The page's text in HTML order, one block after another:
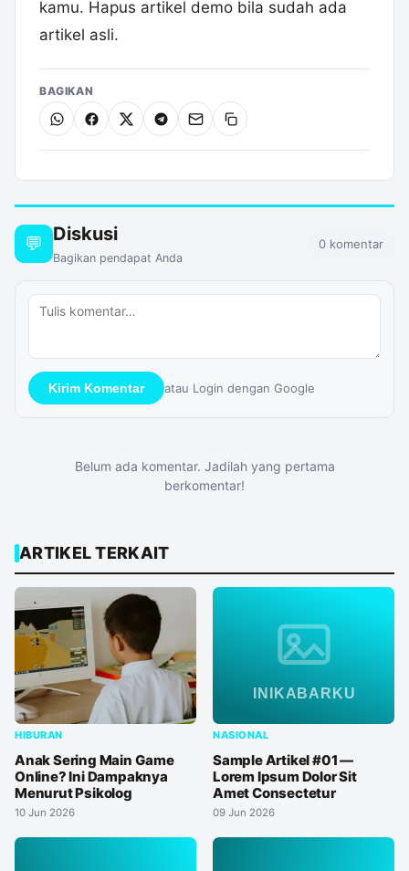
kamu. Hapus artikel demo bila sudah ada
artikel asli.
BAGIKAN
WhatsAppFacebook
X TelegramEmail Salin
💬 Diskusi
Bagikan pendapat Anda
0 komentar
Kirim Komentar atau Login dengan Google
Belum ada komentar. Jadilah yang pertama
berkomentar!
ARTIKEL TERKAIT
HIBURAN
Anak Sering Main Game
Online? Ini Dampaknya
Menurut Psikolog
10 Jun 2026
NASIONAL
Sample Artikel #01 —
Lorem Ipsum Dolor Sit
Amet Consectetur
09 Jun 2026